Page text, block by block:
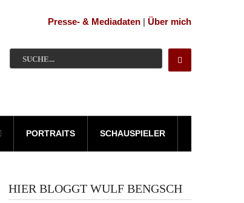
Presse- & Mediadaten | Über mich
PORTRAITS SCHAUSPIELER
HIER BLOGGT WULF BENGSCH